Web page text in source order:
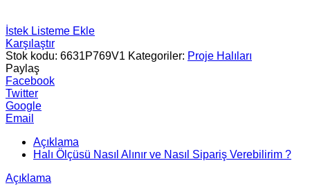
İstek Listeme Ekle
Karşılaştır
Stok kodu: 6631P769V1 Kategoriler: Proje Halıları
Paylaş
Facebook
Twitter
Google
Email
Açıklama
Halı Ölçüsü Nasıl Alınır ve Nasıl Sipariş Verebilirim ?
Açıklama